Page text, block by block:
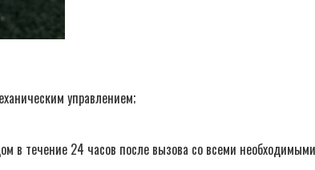
управлением;
в течение 24 часов после вызова со всеми